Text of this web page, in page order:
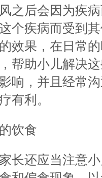
之后会因为疾
个疾病而受到
效果，在日常
帮助小儿解决
响，并且经常
有利。
饮食
还应当注意小